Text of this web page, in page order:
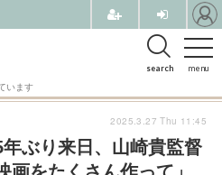
menu
search
います
ぶり来日、山崎貴監督
2025.3.27 Thu 11:45